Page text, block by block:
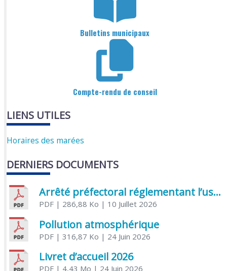
Bulletins municipaux
Compte-rendu de conseil
LIENS UTILES
Horaires des marées
DERNIERS DOCUMENTS
Arrêté préfectoral réglementant l’usage de l’eau
PDF| 286,88 Ko | 10 Juillet 2026
Pollution atmosphérique
PDF| 316,87 Ko | 24 Juin 2026
Livret d’accueil 2026
PDF| 4,43 Mo | 24 Juin 2026